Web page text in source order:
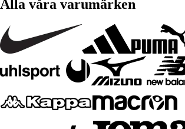
Alla våra varumärken